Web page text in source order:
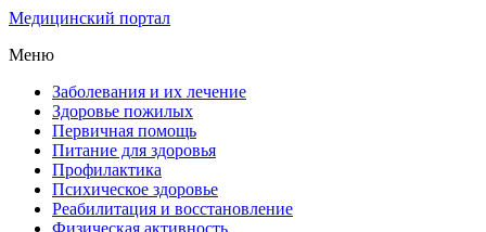
Медицинский портал
Меню
Заболевания и их лечение
Здоровье пожилых
Первичная помощь
Питание для здоровья
Профилактика
Психическое здоровье
Реабилитация и восстановление
Физическая активность